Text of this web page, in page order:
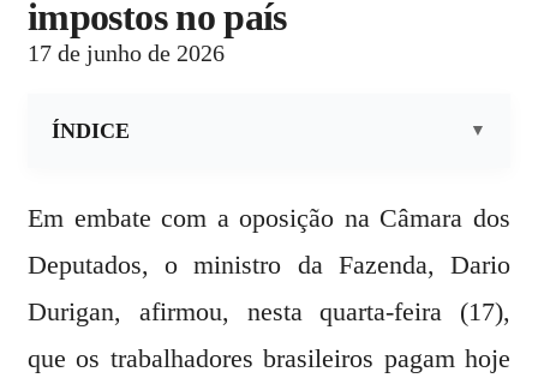
impostos no país
17 de junho de 2026
ÍNDICE
Em embate com a oposição na Câmara dos
Deputados, o ministro da Fazenda, Dario
Durigan, afirmou, nesta quarta-feira (17),
que os trabalhadores brasileiros pagam hoje